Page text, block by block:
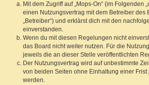
Mit dem Zugriff auf „Mops-On“ (im Folgenden
einen Nutzungsvertrag mit dem Betreiber des
„Betreiber“) und erklärst dich mit den
einverstanden.
Wenn du mit diesen Regelungen nicht
das Board nicht weiter nutzen. Für die
jeweils die an dieser Stelle veröffentlichten
Der Nutzungsvertrag wird auf unbestimmte
von beiden Seiten ohne Einhaltung einer
werden.